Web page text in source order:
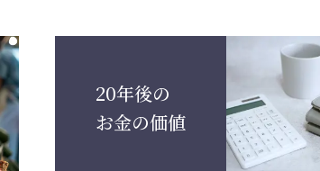
20年後の
お金の価値